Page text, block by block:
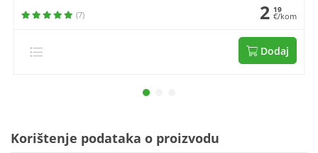
(7) 2 19
€/kom
Dodaj
Korištenje podataka o proizvodu